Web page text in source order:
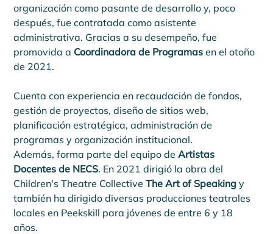
organización como pasante de desarrollo y, poco
después, fue contratada como asistente
administrativa. Gracias a su desempeño, fue
promovida a Coordinadora de Programas en el otoño
de 2021.
Cuenta con experiencia en recaudación de fondos,
gestión de proyectos, diseño de sitios web,
planificación estratégica, administración de
programas y organización institucional.
Además, forma parte del equipo de Artistas
Docentes de NECS. En 2021 dirigió la obra del
Children's Theatre Collective The Art of Speaking y
también ha dirigido diversas producciones teatrales
locales en Peekskill para jóvenes de entre 6 y 18
años.